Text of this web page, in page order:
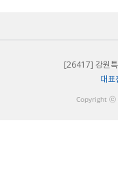
[26417] 강원특
대
Copyright ⓒ